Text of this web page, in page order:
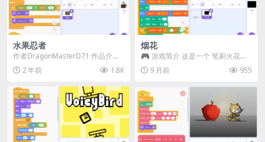
水果忍者
作者DragonMasterD71 作品介
绍： 《水果忍者》是一款经典的切
水果游...
2 年前 1.8K
烟花
🎮 游戏简介 这是一个 笔刷火花引
擎 的演示！点击鼠标即可从光标位
置创建闪亮的火...
9 月前 955